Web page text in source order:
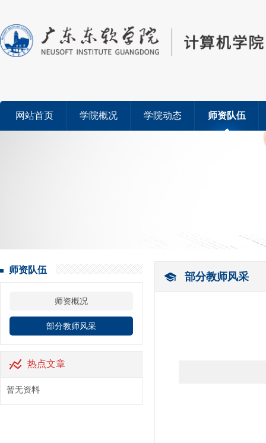
网站首页 学院概况 学院动态 师资队伍
师资队伍
师资概况
部分教师风采
热点文章
暂无资料
部分教师风采